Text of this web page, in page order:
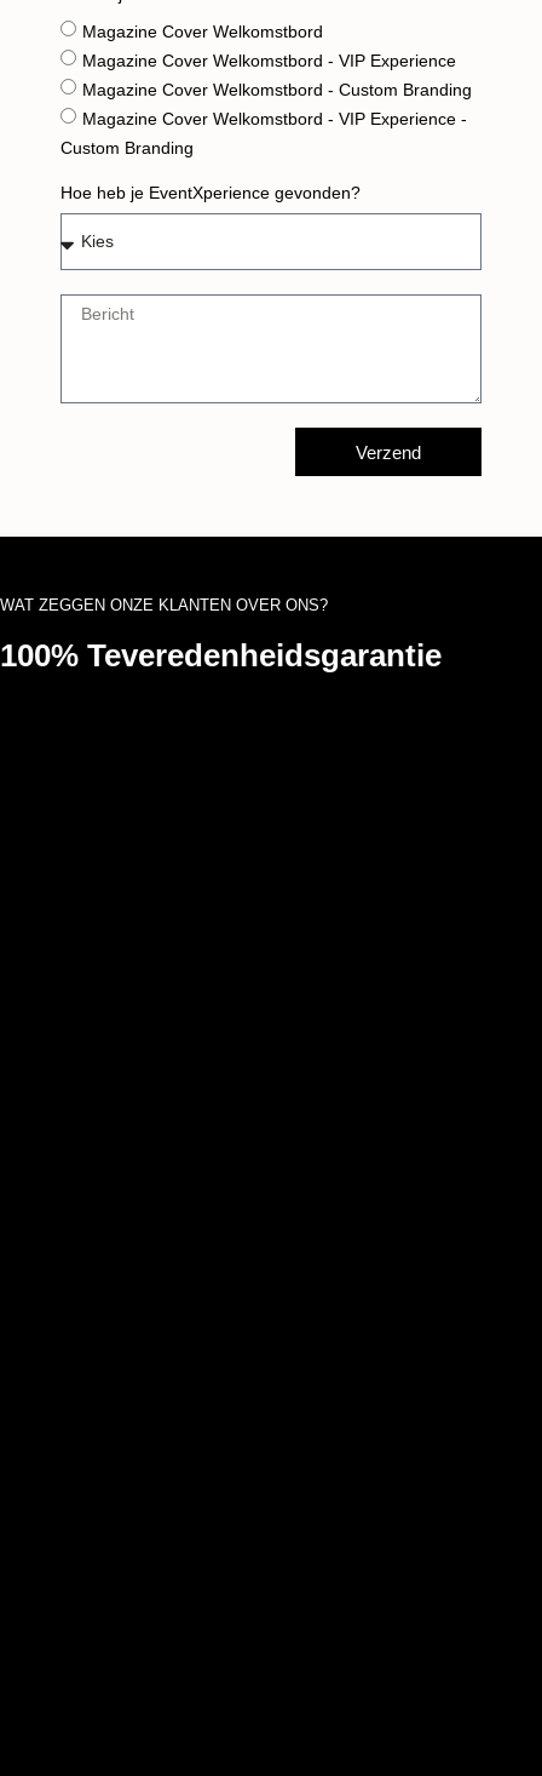
Wat wil je huren?
Magazine Cover Welkomstbord
Magazine Cover Welkomstbord - VIP Experience
Magazine Cover Welkomstbord - Custom Branding
Magazine Cover Welkomstbord - VIP Experience -
Custom Branding
Hoe heb je EventXperience gevonden?
100% Teveredenheidsgarantie